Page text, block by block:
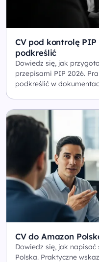
CV pod kontrolę PIP
podkreślić
Dowiedz się, jak
przepisami PIP 2026.
podkreślić w
CV do Amazon
Dowiedz się, jak napisać
Polska. Praktyczne